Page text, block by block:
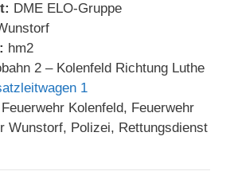
DME ELO-Gruppe
hm2
2 – Kolenfeld Richtung Luthe
1
Feuerwehr Kolenfeld, Feuerwehr
Wunstorf, Polizei, Rettungsdienst